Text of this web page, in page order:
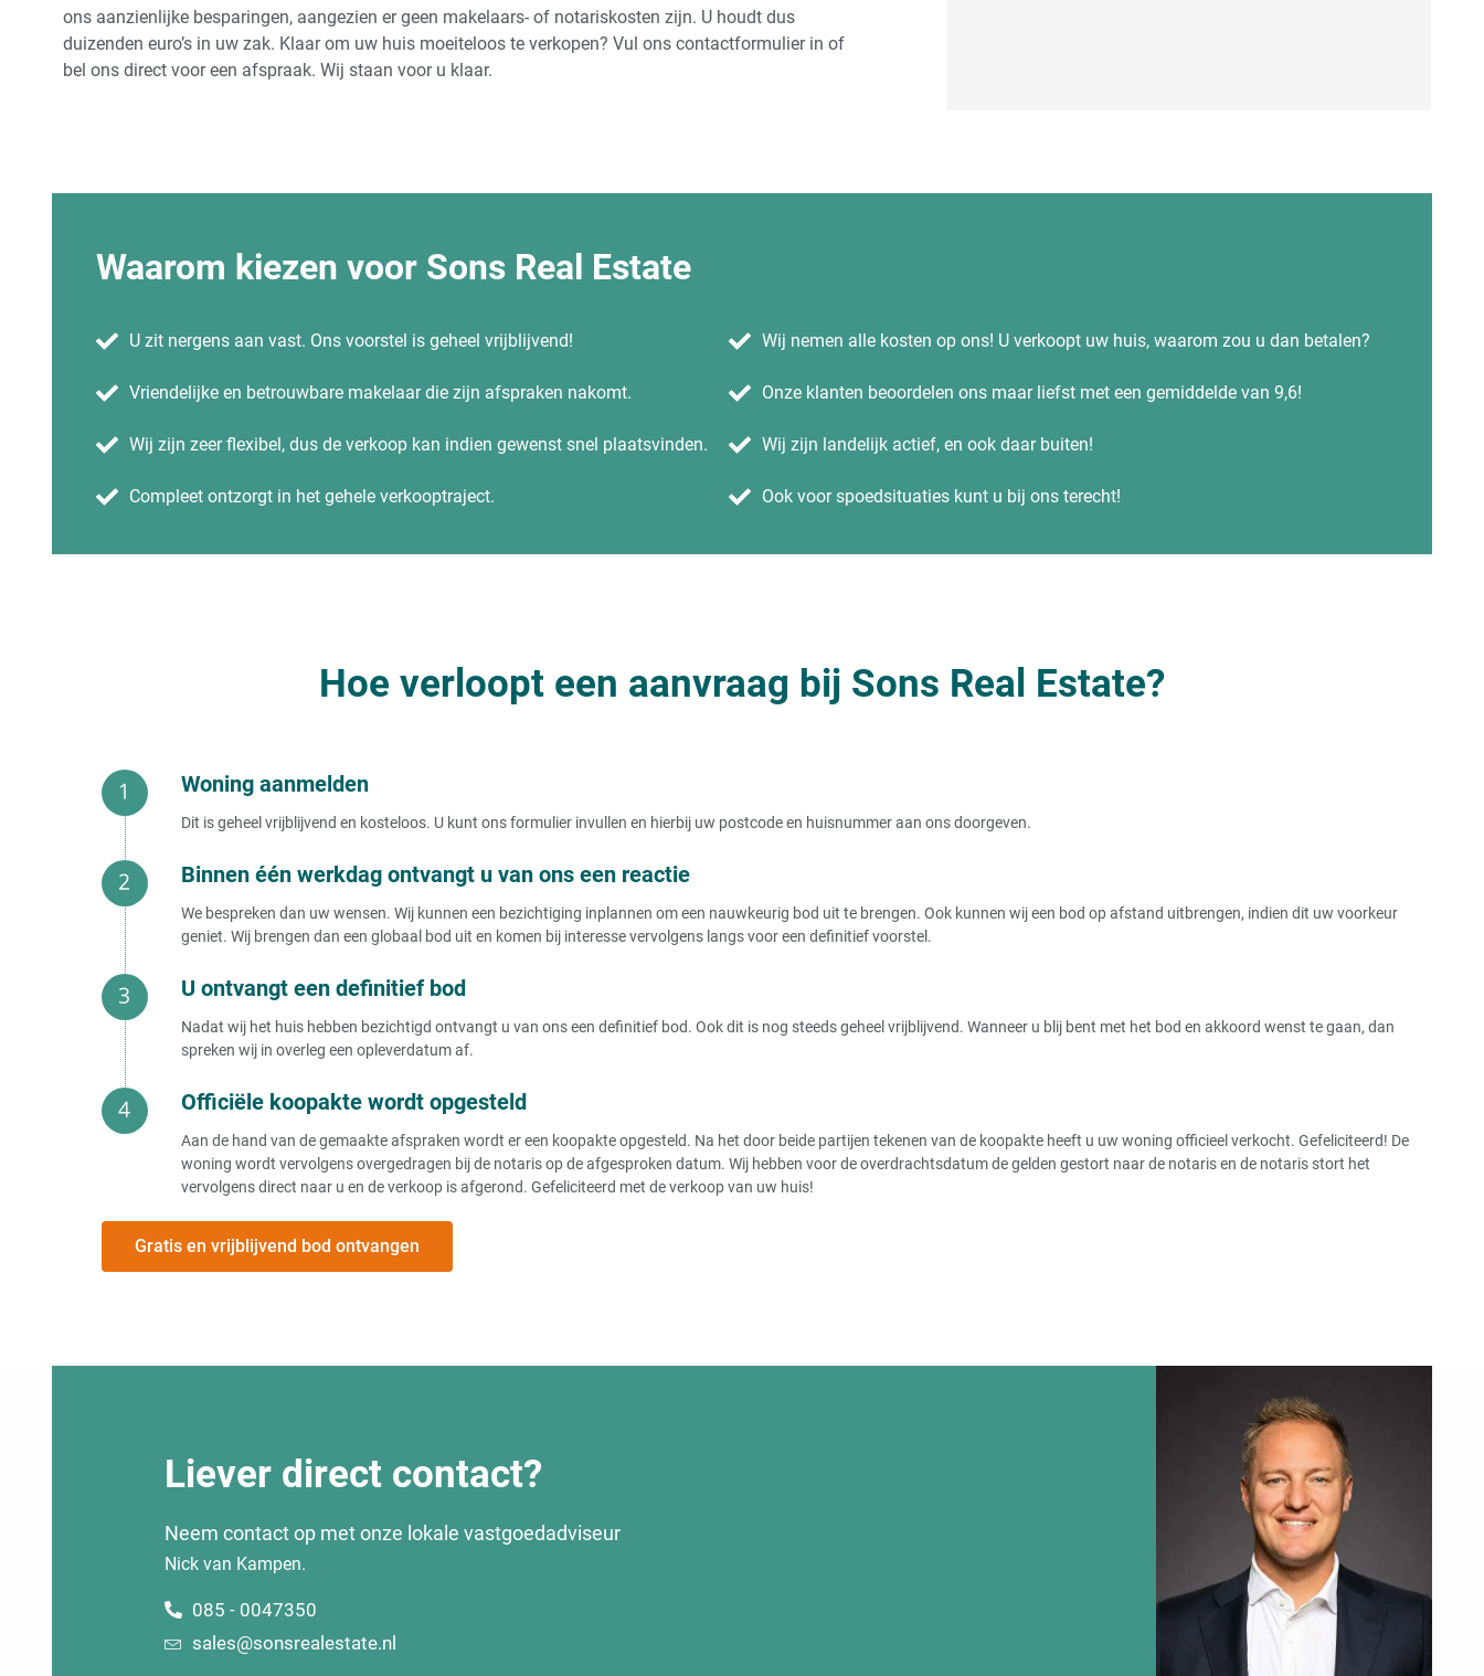
ons aanzienlijke besparingen, aangezien er geen makelaars- of notariskosten zijn. U houdt dus
duizenden euro’s in uw zak. Klaar om uw huis moeiteloos te verkopen? Vul ons contactformulier in of
bel ons direct voor een afspraak. Wij staan voor u klaar.
Waarom kiezen voor Sons Real Estate
U zit nergens aan vast. Ons voorstel is geheel vrijblijvend!
Vriendelijke en betrouwbare makelaar die zijn afspraken nakomt.
Wij zijn zeer flexibel, dus de verkoop kan indien gewenst snel plaatsvinden.
Compleet ontzorgt in het gehele verkooptraject.
Wij nemen alle kosten op ons! U verkoopt uw huis, waarom zou u dan betalen?
Onze klanten beoordelen ons maar liefst met een gemiddelde van 9,6!
Wij zijn landelijk actief, en ook daar buiten!
Ook voor spoedsituaties kunt u bij ons terecht!
Hoe verloopt een aanvraag bij Sons Real Estate?
Woning aanmelden
Dit is geheel vrijblijvend en kosteloos. U kunt ons formulier invullen en hierbij uw postcode en huisnummer aan ons doorgeven.
Binnen één werkdag ontvangt u van ons een reactie
We bespreken dan uw wensen. Wij kunnen een bezichtiging inplannen om een nauwkeurig bod uit te brengen. Ook kunnen wij een bod op afstand uitbrengen, indien dit uw voorkeur
geniet. Wij brengen dan een globaal bod uit en komen bij interesse vervolgens langs voor een definitief voorstel.
U ontvangt een definitief bod
Nadat wij het huis hebben bezichtigd ontvangt u van ons een definitief bod. Ook dit is nog steeds geheel vrijblijvend. Wanneer u blij bent met het bod en akkoord wenst te gaan, dan
spreken wij in overleg een opleverdatum af.
Officiële koopakte wordt opgesteld
Aan de hand van de gemaakte afspraken wordt er een koopakte opgesteld. Na het door beide partijen tekenen van de koopakte heeft u uw woning officieel verkocht. Gefeliciteerd! De
woning wordt vervolgens overgedragen bij de notaris op de afgesproken datum. Wij hebben voor de overdrachtsdatum de gelden gestort naar de notaris en de notaris stort het
vervolgens direct naar u en de verkoop is afgerond. Gefeliciteerd met de verkoop van uw huis!
Gratis en vrijblijvend bod ontvangen
Liever direct contact?
Neem contact op met onze lokale vastgoedadviseur
Nick van Kampen.
085 - 0047350
sales@sonsrealestate.nl